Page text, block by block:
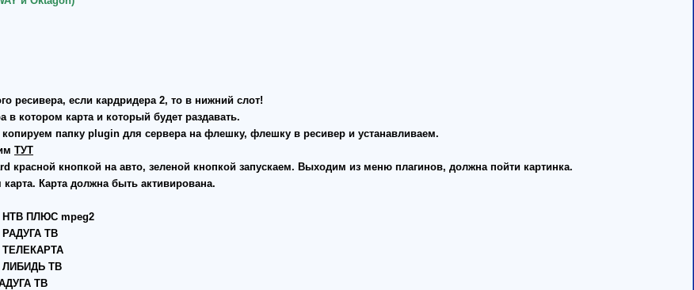
ресивера, если кардридера 2, то в нижний слот!
в котором карта и который будет раздавать.
папку plugin для сервера на флешку, флешку в ресивер и устанавливаем.
ТУТ
красной кнопкой на авто, зеленой кнопкой запускаем. Выходим из меню плагинов, должна пойти картинка.
Карта должна быть активирована.
НТВ ПЛЮС mpeg2
ТВ
ТЕЛЕКАРТА
ЛИБИДЬ ТВ
ТВ